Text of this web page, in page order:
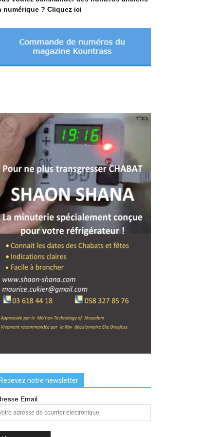
numérique ? Cliquez ici
notre newsletter
Email